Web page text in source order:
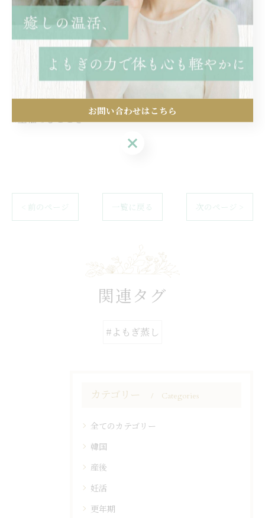
#旅の目的地
#わんことお出かけ
#愛犬家におすすめ
#健康的な生活
#心身のリセット
#休息時間
#至福のひととき
< 前のページ 一覧に戻る 次のページ >
関連タグ
#よもぎ蒸し
カテゴリー Categories
全てのカテゴリー
韓国
産後
妊活
更年期
お問い合わせはこちら
お問い合わせはこちら